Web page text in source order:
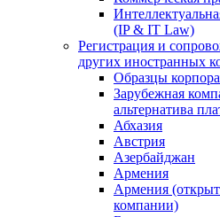
(IP & IT Law)
Регистрация и
других иностранных
Образцы
Зарубежная
альтернатива
Абхазия
Австрия
Азербайджан
Армения
Армения
компании)